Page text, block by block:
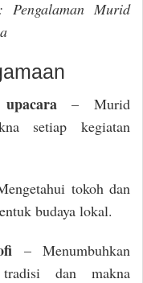
Murid
– Murid
setiap kegiatan
tokoh dan
budaya lokal.
– Menumbuhkan
dan makna